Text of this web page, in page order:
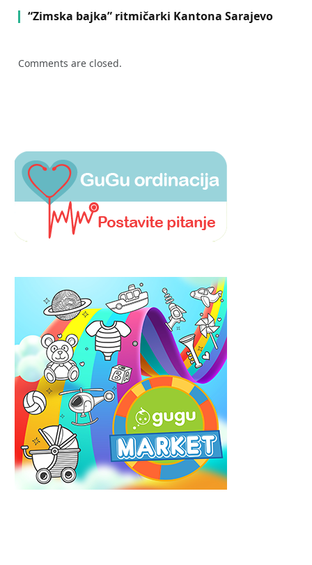
“Zimska bajka” ritmičarki Kantona Sarajevo
Comments are closed.